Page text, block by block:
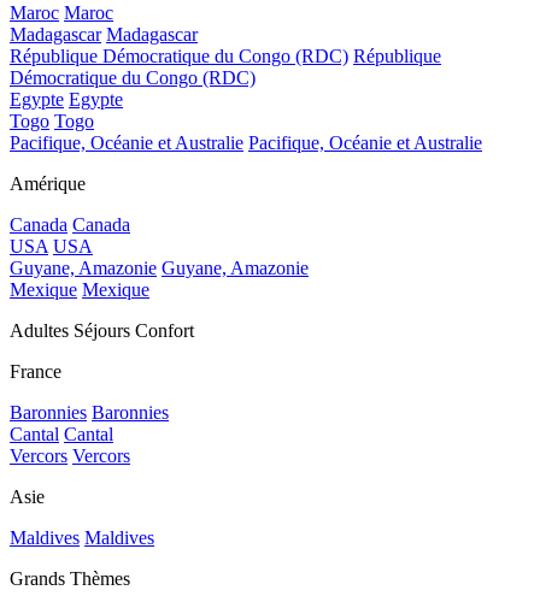
Maroc Maroc
Madagascar Madagascar
République Démocratique du Congo (RDC) République
Démocratique du Congo (RDC)
Egypte Egypte
Togo Togo
Pacifique, Océanie et Australie Pacifique, Océanie et Australie
Amérique
Canada Canada
USA USA
Guyane, Amazonie Guyane, Amazonie
Mexique Mexique
Adultes Séjours Confort
France
Baronnies Baronnies
Cantal Cantal
Vercors Vercors
Asie
Maldives Maldives
Grands Thèmes